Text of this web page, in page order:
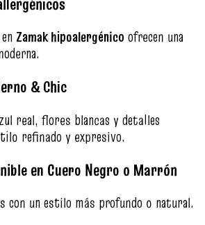
Zamak hipoalergénico ofrecen una
& Chic
real, flores blancas y detalles
refinado y expresivo.
en Cuero Negro o Marrón
con un estilo más profundo o natural.